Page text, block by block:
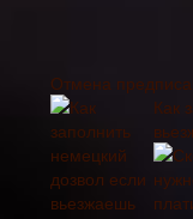
Отмена
Как